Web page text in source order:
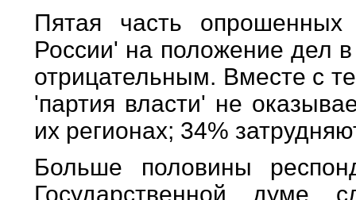
Пятая часть
России' на положение дел
отрицательным. Вместе с
'партия власти' не
их регионах; 34%
Больше половины
Государственной думе